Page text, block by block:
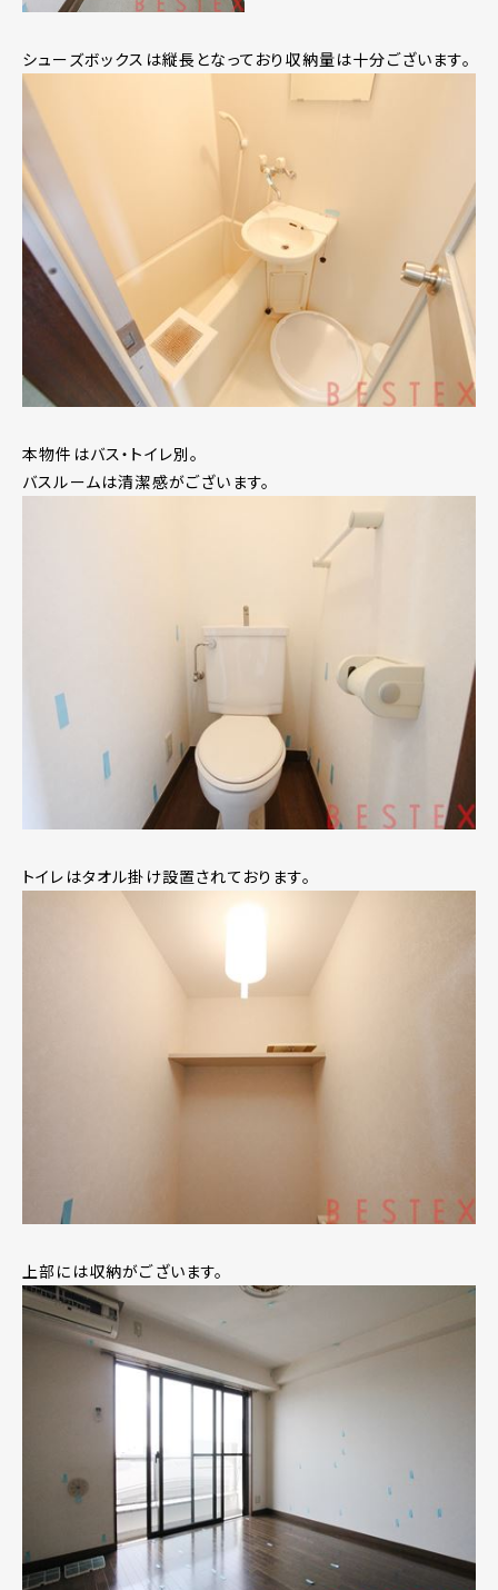
シューズボックスは縦長となっており収納量は十分ございます。
本物件はバス・トイレ別。
バスルームは清潔感がございます。
トイレはタオル掛け設置されております。
上部には収納がございます。